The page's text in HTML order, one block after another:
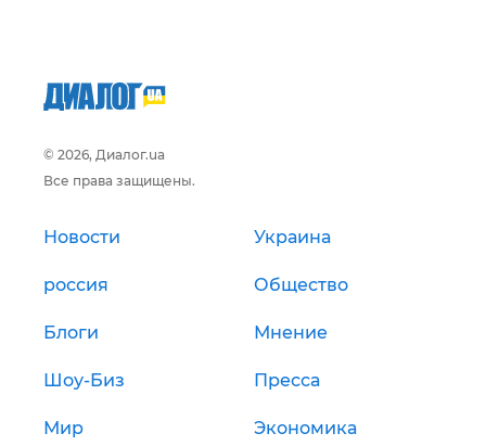
© 2026, Диалог.ua
Все права защищены.
Новости Украина
россия Общество
Блоги Мнение
Шоу-Биз Пресса
Мир Экономика